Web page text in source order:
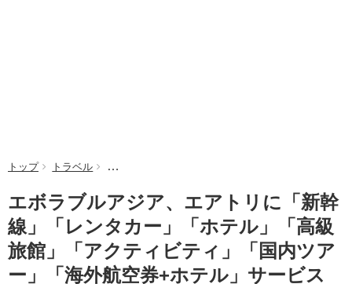
トップ トラベル エボラブルアジア、エアトリに「新幹線」「レン
エボラブルアジア、エアトリに「新幹
線」「レンタカー」「ホテル」「高級
旅館」「アクティビティ」「国内ツア
ー」「海外航空券+ホテル」サービス